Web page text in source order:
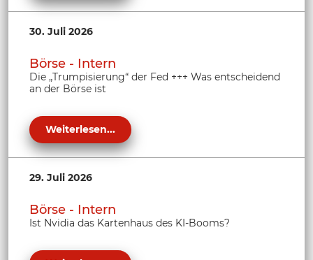
30. Juli 2026
Börse - Intern
Die „Trumpisierung“ der Fed +++ Was entscheidend
an der Börse ist
Weiterlesen...
29. Juli 2026
Börse - Intern
Ist Nvidia das Kartenhaus des KI-Booms?